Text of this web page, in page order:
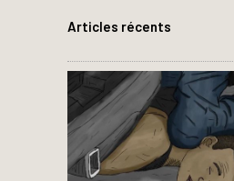
Articles récents